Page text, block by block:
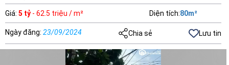
Giá: 5 tỷ - 62.5 triệu / m² Diện tích:80m²
Ngày đăng: 23/09/2024 Chia sẻ Lưu tin